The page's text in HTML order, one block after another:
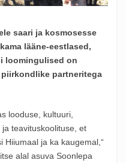
saari ja kosmosesse
lääne-eestlased,
loomingulised on
partneritega
looduse, kultuuri,
teavituskoolituse, et
Hiiumaal ja ka kaugemal,“
alal asuva Soonlepa